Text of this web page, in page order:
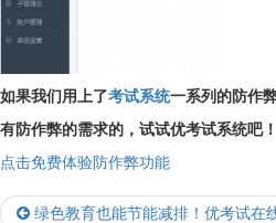
如果我们用上了考试系统一系列的防作
有防作弊的需求的，试试优考试系统吧！
点击免费体验防作弊功能
绿色教育也能节能减排！优考试在